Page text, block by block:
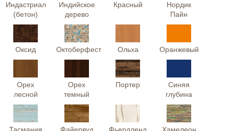
Индастриал
(бетон)
Индийское
дерево
Красный
Нордик
Пайн
Оксид Октоберфест Ольха Оранжевый
Орех
лесной
Орех
темный
Портер
Синяя
глубина